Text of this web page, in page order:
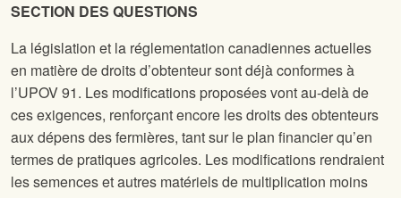
SECTION DES QUESTIONS
La législation et la réglementation canadiennes actuelles
en matière de droits d’obtenteur sont déjà conformes à
l’UPOV 91. Les modifications proposées vont au-delà de
ces exigences, renforçant encore les droits des obtenteurs
aux dépens des fermières, tant sur le plan financier qu’en
termes de pratiques agricoles. Les modifications rendraient
les semences et autres matériels de multiplication moins